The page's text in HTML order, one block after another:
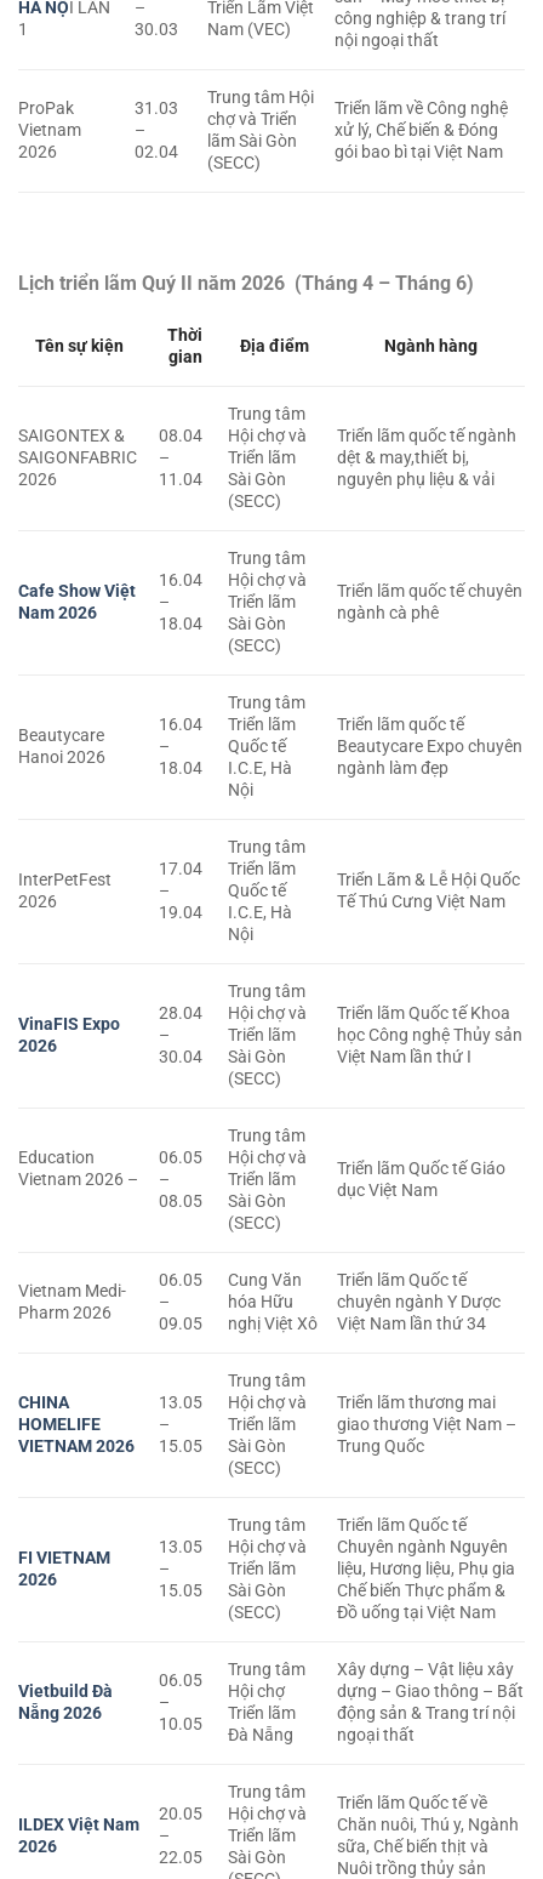
HÀ NỘI LẦN
1
–
30.03
Triển Lãm Việt
Nam (VEC)
công nghiệp & trang trí
nội ngoại thất
ProPak
Vietnam
2026
31.03
–
02.04
Trung tâm Hội
chợ và Triển
lãm Sài Gòn
(SECC)
Triển lãm về Công nghệ
xử lý, Chế biến & Đóng
gói bao bì tại Việt Nam
Lịch triển lãm Quý II năm 2026 (Tháng 4 – Tháng 6)
Tên sự kiện
Thời
gian
Địa điểm Ngành hàng
SAIGONTEX &
SAIGONFABRIC
2026
08.04
–
11.04
Trung tâm
Hội chợ và
Triển lãm
Sài Gòn
(SECC)
Triển lãm quốc tế ngành
dệt & may,thiết bị,
nguyên phụ liệu & vải
Cafe Show Việt
Nam 2026
16.04
–
18.04
Trung tâm
Hội chợ và
Triển lãm
Sài Gòn
(SECC)
Triển lãm quốc tế chuyên
ngành cà phê
Beautycare
Hanoi 2026
16.04
–
18.04
Trung tâm
Triển lãm
Quốc tế
I.C.E, Hà
Nội
Triển lãm quốc tế
Beautycare Expo chuyên
ngành làm đẹp
InterPetFest
2026
17.04
–
19.04
Trung tâm
Triển lãm
Quốc tế
I.C.E, Hà
Nội
Triển Lãm & Lễ Hội Quốc
Tế Thú Cưng Việt Nam
VinaFIS Expo
2026
28.04
–
30.04
Trung tâm
Hội chợ và
Triển lãm
Sài Gòn
(SECC)
Triển lãm Quốc tế Khoa
học Công nghệ Thủy sản
Việt Nam lần thứ I
Education
Vietnam 2026 –
06.05
–
08.05
Trung tâm
Hội chợ và
Triển lãm
Sài Gòn
(SECC)
Triển lãm Quốc tế Giáo
dục Việt Nam
Vietnam Medi-
Pharm 2026
06.05
–
09.05
Cung Văn
hóa Hữu
nghị Việt Xô
Triển lãm Quốc tế
chuyên ngành Y Dược
Việt Nam lần thứ 34
CHINA
HOMELIFE
VIETNAM 2026
13.05
–
15.05
Trung tâm
Hội chợ và
Triển lãm
Sài Gòn
(SECC)
Triển lãm thương mai
giao thương Việt Nam –
Trung Quốc
FI VIETNAM
2026
13.05
–
15.05
Trung tâm
Hội chợ và
Triển lãm
Sài Gòn
(SECC)
Triển lãm Quốc tế
Chuyên ngành Nguyên
liệu, Hương liệu, Phụ gia
Chế biến Thực phẩm &
Đồ uống tại Việt Nam
Vietbuild Đà
Nẵng 2026
06.05
–
10.05
Trung tâm
Hội chợ
Triển lãm
Đà Nẵng
Xây dựng – Vật liệu xây
dựng – Giao thông – Bất
động sản & Trang trí nội
ngoại thất
ILDEX Việt Nam
2026
20.05
–
22.05
Trung tâm
Hội chợ và
Triển lãm
Sài Gòn
Triển lãm Quốc tế về
Chăn nuôi, Thú y, Ngành
sữa, Chế biến thịt và
Nuôi trồng thủy sản